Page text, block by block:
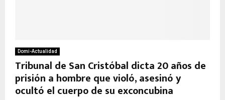
Domi-Actualidad
Tribunal de San Cristóbal dicta 20 años de
prisión a hombre que violó, asesinó y
ocultó el cuerpo de su exconcubina